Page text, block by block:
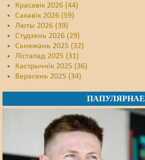
Красавік 2026 (44)
Сакавік 2026 (59)
Люты 2026 (39)
Студзень 2026 (29)
Сьнежань 2025 (32)
Лістапад 2025 (31)
Кастрычнік 2025 (36)
Верасень 2025 (34)
ПАПУЛЯРНАЕ